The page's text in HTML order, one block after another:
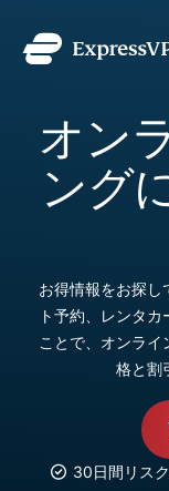
オン
ング
お得情報をお探し
ト予約、レンタ
ことで、オンラ
格と割
30日間リス